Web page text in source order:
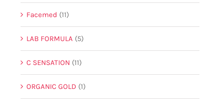
Facemed (11)
LAB FORMULA (5)
C SENSATION (11)
ORGANIC GOLD (1)